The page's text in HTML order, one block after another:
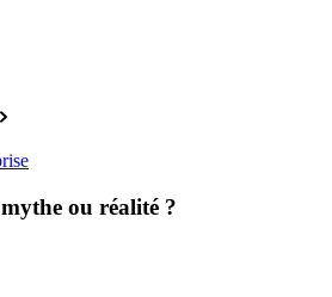
ou réalité ?